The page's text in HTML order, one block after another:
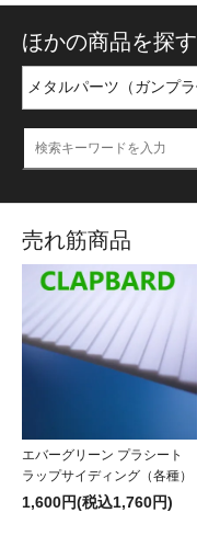
ほかの商品を探す
売れ筋商品
エバーグリーン プラシート
ラップサイディング（各種）
1,600円(税込1,760円)